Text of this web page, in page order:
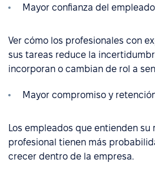
Mayor confianza del empleado
Ver cómo los profesionales con
sus tareas reduce la
incorporan o cambian de rol a
Mayor compromiso y
Los empleados que entienden
profesional tienen más
crecer dentro de la empresa.